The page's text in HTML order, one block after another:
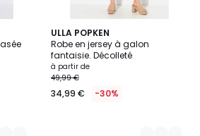
ULLA POPKEN
Robe en jersey à galon
fantaisie. Décolleté
à partir de
49,99 €
34,99 € -30%
2
Couleurs